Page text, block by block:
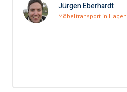
Jürgen Eberhardt
Möbeltransport in Hagen